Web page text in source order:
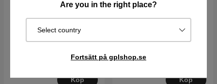
Are you in the right place?
Select country
Fortsätt på gplshop.se
Köp
Bränslefilter till motorsåg &
röjsåg
Köp